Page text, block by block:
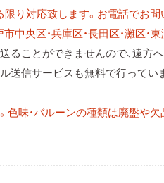
り対応致します。お電話でお問
中央区・兵庫区・長田区・灘区・
ることができませんので、遠方
送信サービスも無料で行ってい
色味・バルーンの種類は廃盤や